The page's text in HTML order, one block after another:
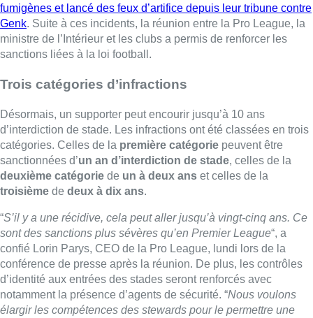
fumigènes et lancé des feux d’artifice depuis leur tribune contre
Genk. Suite à ces incidents, la réunion entre la Pro League, la
ministre de l’Intérieur et les clubs a permis de renforcer les
sanctions liées à la loi football.
Trois catégories d’infractions
Désormais, un supporter peut encourir jusqu’à 10 ans
d’interdiction de stade. Les infractions ont été classées en trois
catégories. Celles de la première catégorie peuvent être
sanctionnées d’un an d’interdiction de stade, celles de la
deuxième catégorie de un à deux ans et celles de la
troisième de deux à dix ans.
“S’il y a une récidive, cela peut aller jusqu’à vingt-cinq ans. Ce
sont des sanctions plus sévères qu’en Premier League“, a
confié Lorin Parys, CEO de la Pro League, lundi lors de la
conférence de presse après la réunion. De plus, les contrôles
d’identité aux entrées des stades seront renforcés avec
notamment la présence d’agents de sécurité. “Nous voulons
élargir les compétences des stewards pour le permettre une